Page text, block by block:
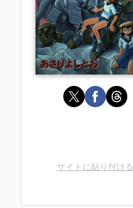
サイトに貼り付ける